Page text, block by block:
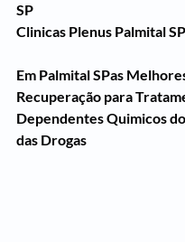
SP
Clinicas Plenus Palmital SP
Em Palmital SPas
Recuperação para
Dependentes Quimicos
das Drogas